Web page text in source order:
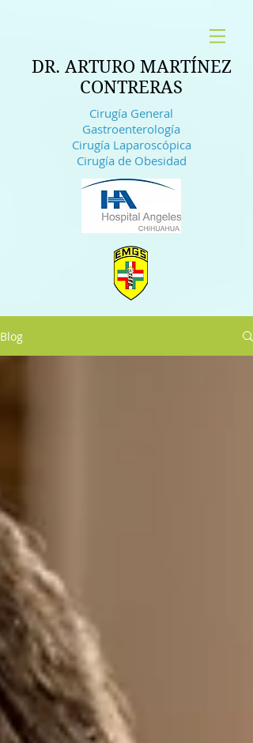
DR. ARTURO MARTÍNEZ
CONTRERAS
Cirugía General
Gastroenterología
Cirugía Laparoscópica
Cirugía de Obesidad
Blog